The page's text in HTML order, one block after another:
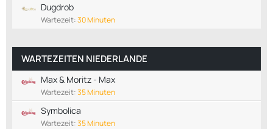
Dugdrob
Wartezeit:30 Minuten
WARTEZEITEN NIEDERLANDE
Max & Moritz - Max
Wartezeit:35 Minuten
Symbolica
Wartezeit:35 Minuten